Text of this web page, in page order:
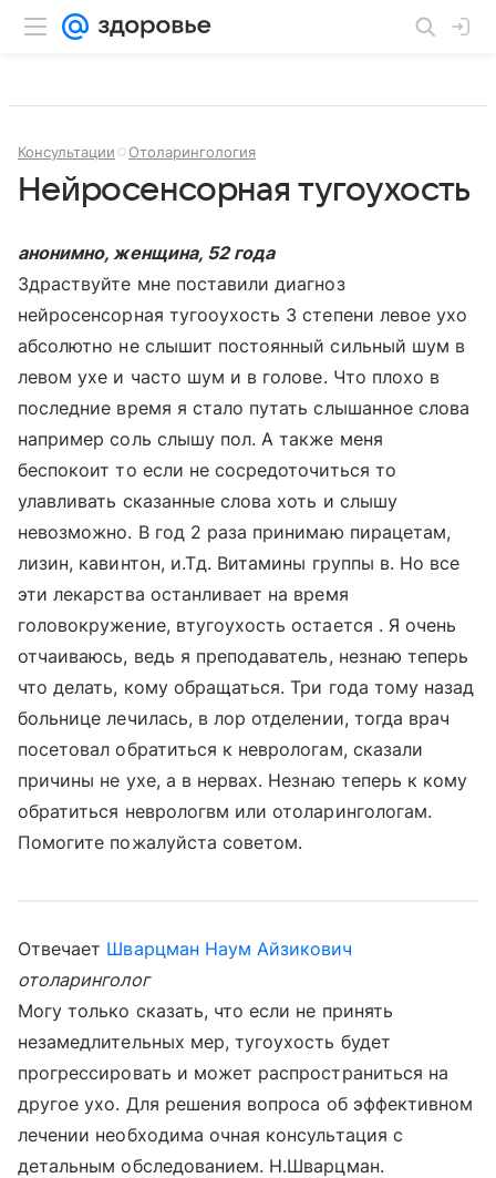
Консультации Отоларингология
Нейросенсорная тугоухость
анонимно, женщина, 52 года
Здраствуйте мне поставили диагноз
нейросенсорная тугооухость 3 степени левое ухо
абсолютно не слышит постоянный сильный шум в
левом ухе и часто шум и в голове. Что плохо в
последние время я стало путать слышанное слова
например соль слышу пол. А также меня
беспокоит то если не сосредоточиться то
улавливать сказанные слова хоть и слышу
невозможно. В год 2 раза принимаю пирацетам,
лизин, кавинтон, и.Тд. Витамины группы в. Но все
эти лекарства останливает на время
головокружение, втугоухость остается . Я очень
отчаиваюсь, ведь я преподаватель, незнаю теперь
что делать, кому обращаться. Три года тому назад
больнице лечилась, в лор отделении, тогда врач
посетовал обратиться к неврологам, сказали
причины не ухе, а в нервах. Незнаю теперь к кому
обратиться неврологвм или отоларингологам.
Помогите пожалуйста советом.
Отвечает Шварцман Наум Айзикович
отоларинголог
Могу только сказать, что если не принять
незамедлительных мер, тугоухость будет
прогрессировать и может распространиться на
другое ухо. Для решения вопроса об эффективном
лечении необходима очная консультация с
детальным обследованием. Н.Шварцман.